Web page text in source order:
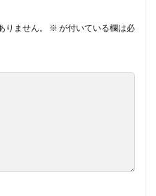
ません。 ※ が付いている欄は必